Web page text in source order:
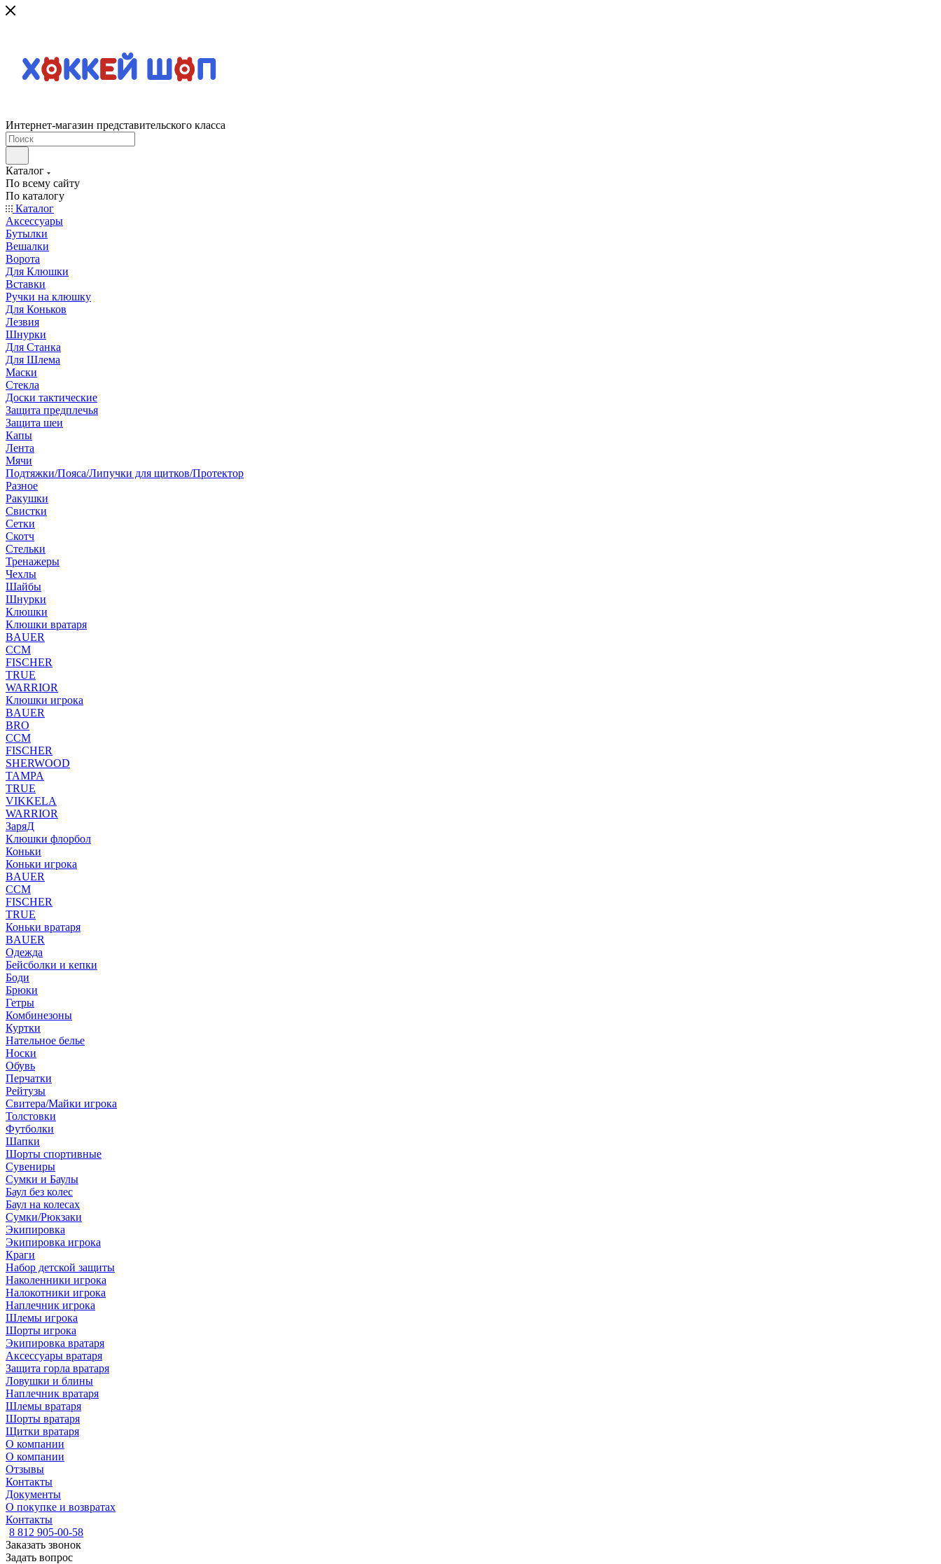
Интернет-магазин представительского класса
Каталог
По всему сайту
По каталогу
Каталог
Аксессуары
Бутылки
Вешалки
Ворота
Для Клюшки
Вставки
Ручки на клюшку
Для Коньков
Лезвия
Шнурки
Для Станка
Для Шлема
Маски
Стекла
Доски тактические
Защита предплечья
Защита шеи
Капы
Лента
Мячи
Подтяжки/Пояса/Липучки для щитков/Протектор
Разное
Ракушки
Свистки
Сетки
Скотч
Стельки
Тренажеры
Чехлы
Шайбы
Шнурки
Клюшки
Клюшки вратаря
BAUER
CCM
FISCHER
TRUE
WARRIOR
Клюшки игрока
BAUER
BRO
CCM
FISCHER
SHERWOOD
TAMPA
TRUE
VIKKELA
WARRIOR
ЗаряД
Клюшки флорбол
Коньки
Коньки игрока
BAUER
CCM
FISCHER
TRUE
Коньки вратаря
BAUER
Одежда
Бейсболки и кепки
Боди
Брюки
Гетры
Комбинезоны
Куртки
Нательное белье
Носки
Обувь
Перчатки
Рейтузы
Свитера/Майки игрока
Толстовки
Футболки
Шапки
Шорты спортивные
Сувениры
Сумки и Баулы
Баул без колес
Баул на колесах
Сумки/Рюкзаки
Экипировка
Экипировка игрока
Краги
Набор детской защиты
Наколенники игрока
Налокотники игрока
Наплечник игрока
Шлемы игрока
Шорты игрока
Экипировка вратаря
Аксессуары вратаря
Защита горла вратаря
Ловушки и блины
Наплечник вратаря
Шлемы вратаря
Шорты вратаря
Щитки вратаря
О компании
О компании
Отзывы
Контакты
Документы
О покупке и возвратах
Контакты
8 812 905-00-58
Заказать звонок
Задать вопрос